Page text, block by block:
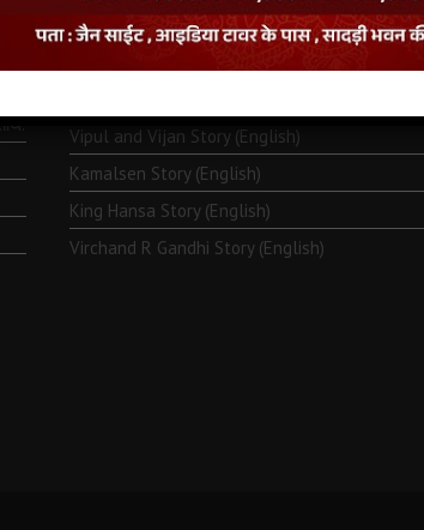
Monk Metarya (English)
Vipul and Vijan Story (English)
Kamalsen Story (English)
King Hansa Story (English)
Virchand R Gandhi Story (English)